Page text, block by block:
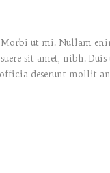
ut mi. Nullam
sit amet, nibh.
deserunt mollit